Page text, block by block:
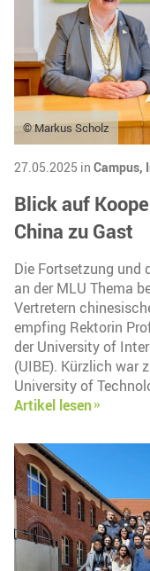
© Markus Scholz
27.05.2025 in Campus,
Blick auf
China zu Gast
Die Fortsetzung und
an der MLU Thema
Vertretern
empfing Rektorin
der University of
(UIBE). Kürzlich war
University of
Artikel lesen